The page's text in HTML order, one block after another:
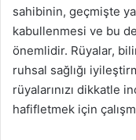
sahibinin, geçmişte
kabullenmesi ve bu
önemlidir. Rüyalar,
ruhsal sağlığı
rüyalarınızı dikkatle
hafifletmek için